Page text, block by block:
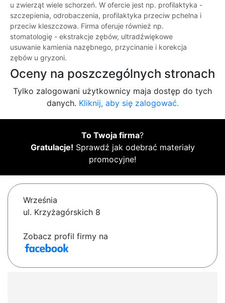
u zwierząt wiele schorzeń. W ofercie jest np. profilaktyka -
szczepienia, odrobaczenia, profilaktyka przeciw pchelna i
przeciw kleszczowa. Firma oferuje również np.
stomatologię - ekstrakcje zębów, ultradźwiękowe
usuwanie kamienia nazębnego, przycinanie i korekcja
zębów u gryzoni.
Oceny na poszczególnych stronach
Tylko zalogowani użytkownicy maja dostęp do tych
danych. Kliknij, aby się zalogować.
To Twoja firma?
Gratulacje! Sprawdź jak odebrać materiały
promocyjne!
Września
ul. Krzyżagórskich 8
Zobacz profil firmy na